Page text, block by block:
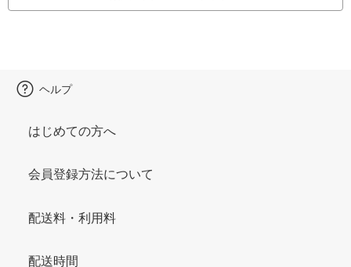
ヘルプ
はじめての方へ
会員登録方法について
配送料・利用料
配送時間